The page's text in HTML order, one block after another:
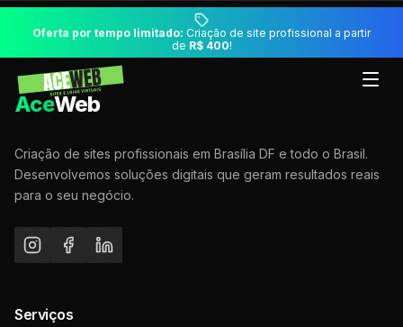
Oferta por tempo limitado: Criação de site profissional a partir
de R$ 400!
AceWeb
Criação de sites profissionais em Brasília DF e todo o Brasil.
Desenvolvemos soluções digitais que geram resultados reais
para o seu negócio.
Serviços